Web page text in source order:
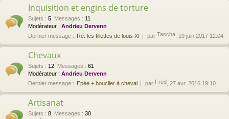
Inquisition et engins de torture
Sujets : 5 Messages : 11
Modérateur : Andrieu Dervenn
Dernier message : Re: les fillettes de louis XI par Tascha , 19 juin 2017 12:04
Chevaux
Sujets : 12 Messages : 61
Modérateur : Andrieu Dervenn
Dernier message : Epée + bouclier à cheval par Fred , 27 avr. 2016 19:10
Artisanat
Sujets : 8 Messages : 30